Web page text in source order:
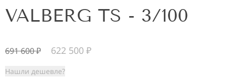
VALBERG TS - 3/100
691 600₽ 622 500 ₽
Нашли дешевле?